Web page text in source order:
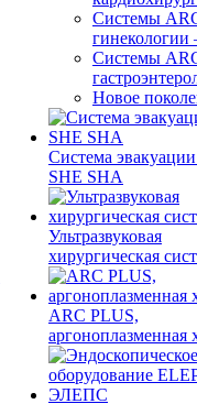
Системы
гинекологии
Системы
Новое
Система
SHE SHA
Ультразвуковая
хирургическая
ARC PLUS,
аргоноплазменная